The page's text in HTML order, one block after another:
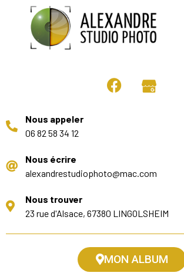
Nous appeler
06 82 58 34 12
Nous écrire
alexandrestudiophoto@mac.com
Nous trouver
23 rue d'Alsace, 67380 LINGOLSHEIM
MON ALBUM